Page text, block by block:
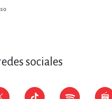
sociales